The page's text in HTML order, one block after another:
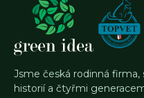
Jsme česká rodinná
historií a čtyřmi